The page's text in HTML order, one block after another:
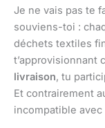
Je ne vais pas te
souviens-toi :
déchets textiles
t’approvisionnant
livraison, tu
Et contrairement
incompatible